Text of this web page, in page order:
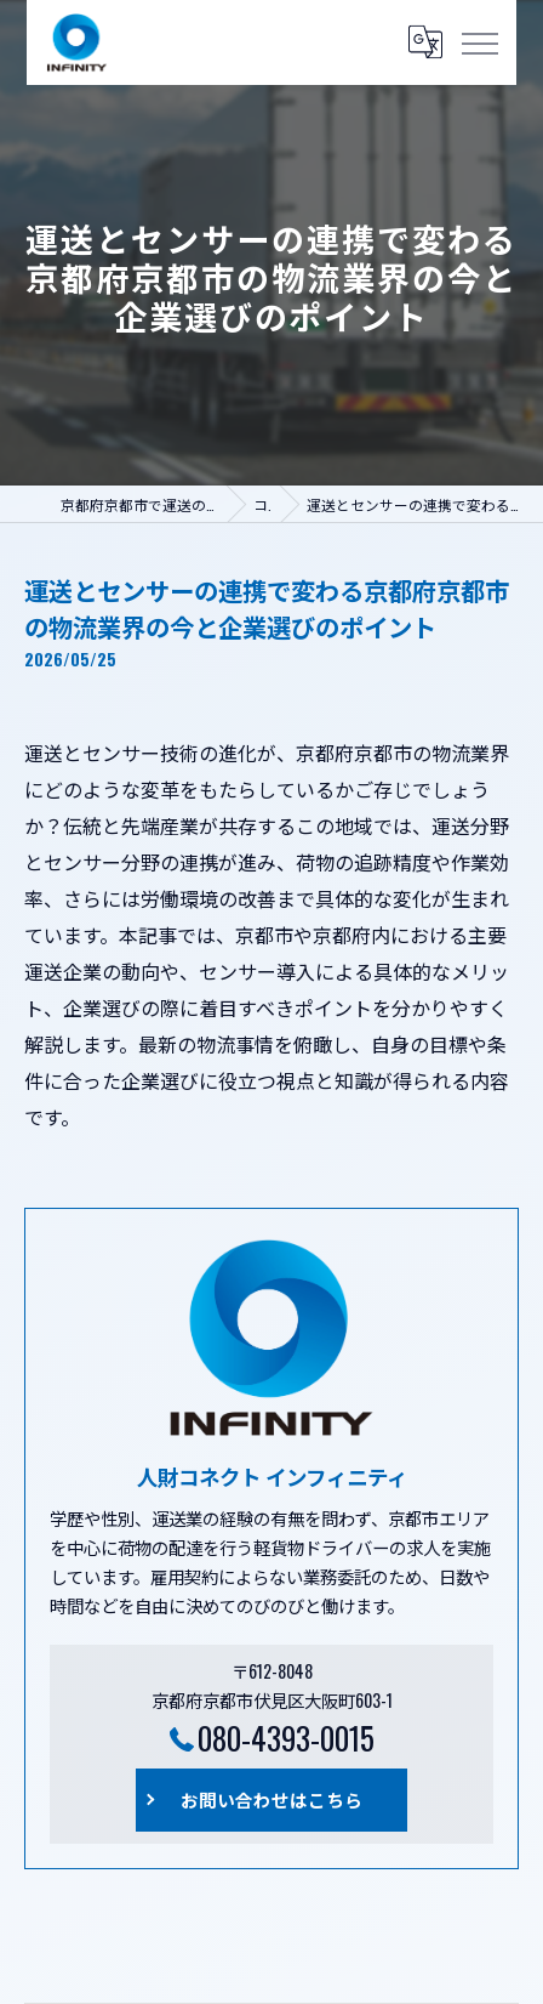
運送とセンサーの連携で変わる
京都府京都市の物流業界の今と
企業選びのポイント
コラム 運送とセンサーの連携で変わる京都府京都市の物流業界の今と企業選びのポイント
運送とセンサーの連携で変わる京都府京都市
の物流業界の今と企業選びのポイント
2026/05/25
運送とセンサー技術の進化が、京都府京都市の物流業界
にどのような変革をもたらしているかご存じでしょう
か？伝統と先端産業が共存するこの地域では、運送分野
とセンサー分野の連携が進み、荷物の追跡精度や作業効
率、さらには労働環境の改善まで具体的な変化が生まれ
ています。本記事では、京都市や京都府内における主要
運送企業の動向や、センサー導入による具体的なメリッ
ト、企業選びの際に着目すべきポイントを分かりやすく
解説します。最新の物流事情を俯瞰し、自身の目標や条
件に合った企業選びに役立つ視点と知識が得られる内容
です。
人財コネクト インフィニティ
学歴や性別、運送業の経験の有無を問わず、京都市エリア
を中心に荷物の配達を行う軽貨物ドライバーの求人を実施
しています。雇用契約によらない業務委託のため、日数や
時間などを自由に決めてのびのびと働けます。
〒612-8048
京都府京都市伏見区大阪町603-1
080-4393-0015
お問い合わせはこちら